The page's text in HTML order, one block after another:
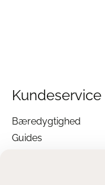
Kundeservice
Bæredygtighed
Guides